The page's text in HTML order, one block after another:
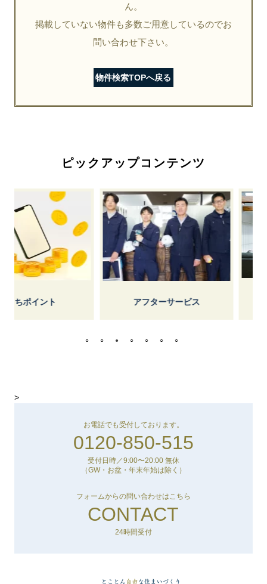
ん。
掲載していない物件も多数ご用意しているのでお
問い合わせ下さい。
物件検索TOPへ戻る
ピックアップコンテンツ
ント アフターサービス
>
お電話でも受付しております。
0120-850-515
受付日時／9:00〜20:00 無休
（GW・お盆・年末年始は除く）
フォームからの問い合わせはこちら
CONTACT
24時間受付